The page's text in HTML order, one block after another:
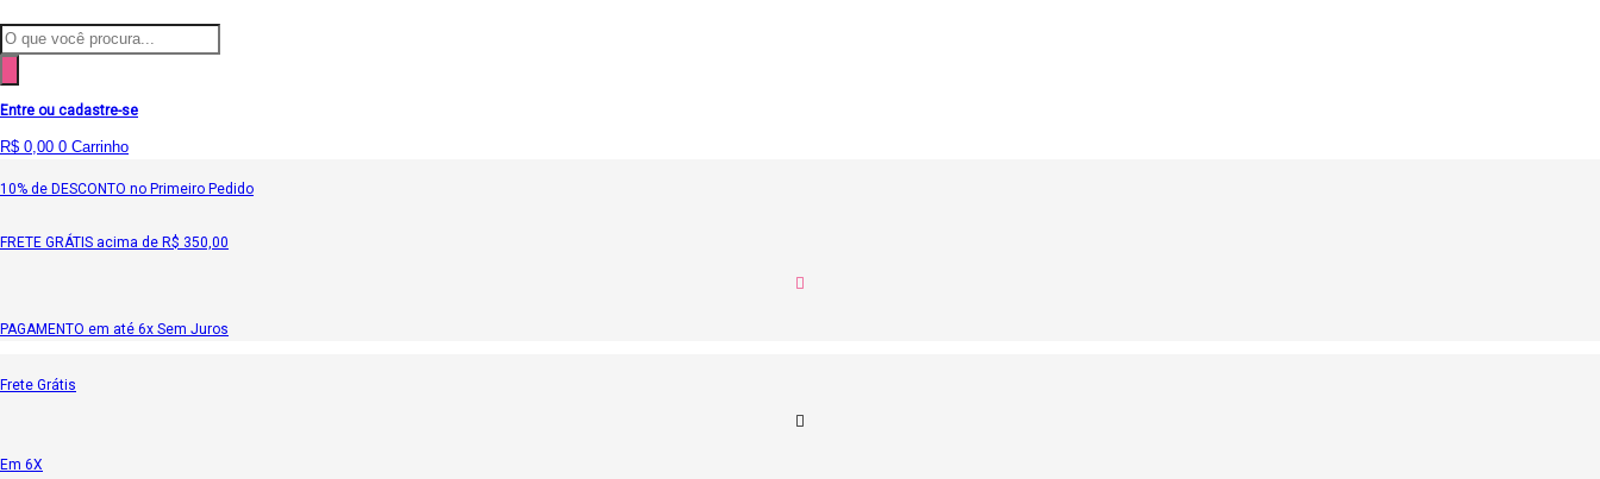
para
o
Pesquisar
produtos
Entre ou cadastre-se
R$ 0,00 0 Carrinho
10% de DESCONTO no Primeiro Pedido
FRETE GRÁTIS acima de R$ 350,00
PAGAMENTO em até 6x Sem Juros
Frete Grátis
Em 6X